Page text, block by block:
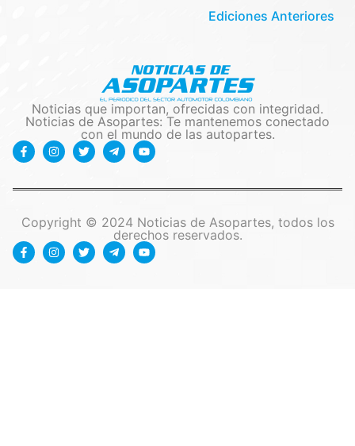
Ediciones Anteriores
Noticias que importan, ofrecidas con integridad.
Noticias de Asopartes: Te mantenemos conectado
con el mundo de las autopartes.
Copyright © 2024 Noticias de Asopartes, todos los
derechos reservados.